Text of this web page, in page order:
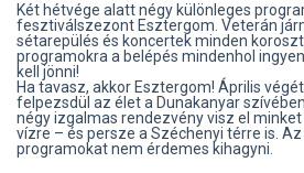
Két hétvége alatt négy különleges
fesztiválszezont Esztergom. Veterán
sétarepülés és koncertek minden
programokra a belépés mindenhol
kell jönni!
Ha tavasz, akkor Esztergom! Április
felpezsdül az élet a Dunakanyar
négy izgalmas rendezvény visz el
vízre – és persze a Széchenyi térre is.
programokat nem érdemes kihagyni.